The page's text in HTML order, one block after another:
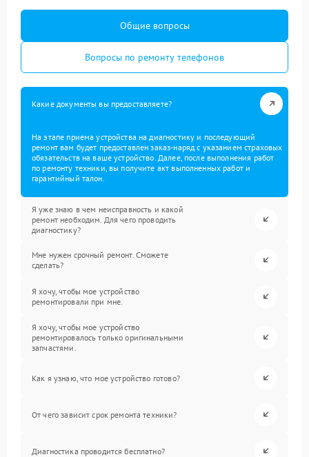
Общие вопросы
Вопросы по ремонту телефонов
Какие документы вы предоставляете?
На этапе приема устройства на диагностику и последующий
ремонт вам будет предоставлен заказ-наряд с указанием страховых
обязательств на ваше устройство. Далее, после выполнения работ
по ремонту техники, вы получите акт выполненных работ и
гарантийный талон.
Я уже знаю в чем неисправность и какой
ремонт необходим. Для чего проводить
диагностику?
Мне нужен срочный ремонт. Сможете
сделать?
Я хочу, чтобы мое устройство
ремонтировали при мне.
Я хочу, чтобы мое устройство
ремонтировалось только оригинальными
запчастями.
Как я узнаю, что мое устройство готово?
От чего зависит срок ремонта техники?
Диагностика проводится бесплатно?